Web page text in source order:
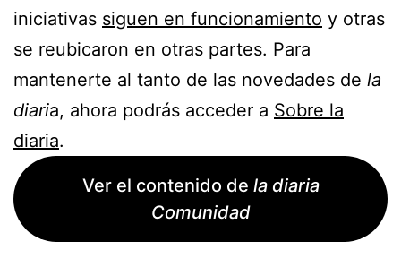
iniciativas siguen en funcionamiento y otras
se reubicaron en otras partes. Para
mantenerte al tanto de las novedades de la
diaria, ahora podrás acceder a Sobre la
diaria.
Ver el contenido de la diaria
Comunidad